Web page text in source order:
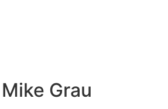
Mike Grau